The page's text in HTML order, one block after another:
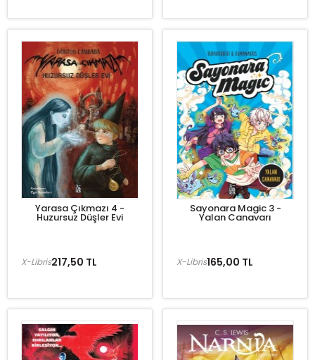
Yarasa Çıkmazı 4 -
Huzursuz Düşler Evi
217,50 TL
X-Libris
Sayonara Magic 3 -
Yalan Canavarı
165,00 TL
X-Libris